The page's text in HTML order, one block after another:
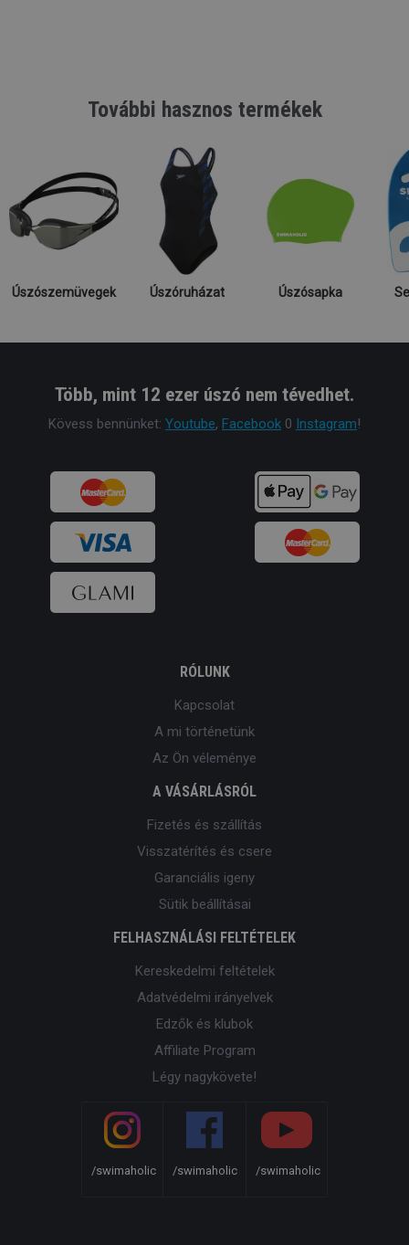
További hasznos termékek
Úszószemüvegek Úszóruházat Úszósapka
Több, mint 12 ezer úszó nem tévedhet.
Kövess bennünket: Youtube, Facebook 0 Instagram!
RÓLUNK
Kapcsolat
A mi történetünk
Az Ön véleménye
A VÁSÁRLÁSRÓL
Fizetés és szállítás
Visszatérítés és csere
Garanciális igeny
Sütik beállításai
FELHASZNÁLÁSI FELTÉTELEK
Kereskedelmi feltételek
Adatvédelmi irányelvek
Edzők és klubok
Affiliate Program
Légy nagykövete!
/swimaholic /swimaholic /swimaholic